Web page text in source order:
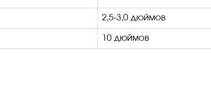
2,5-3,0 дюймов
0 дюймов